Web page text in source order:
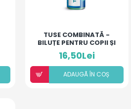
TUSE COMBINATĂ -
BILUȚE PENTRU COPII ȘI
ADULȚI
16,50Lei
ADAUGÃ ÎN COȘ